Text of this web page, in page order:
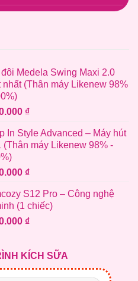
Medela Swing Maxi 2.0
(Thân máy Likenew 98%
₫.
₫Giá
tại
là:
In Style Advanced – Máy hút
máy Likenew 98% -
₫.
₫Giá
tại
là:
2.950.000 ₫.
S12 Pro – Công nghệ
(1 chiếc)
₫.
₫Giá
là:
1.700.000 ₫.
KÍCH SỮA